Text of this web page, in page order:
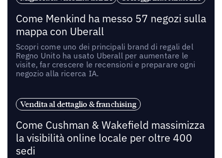
Come Menkind ha messo 57 negozi sulla
mappa con Uberall
Scopri come uno dei principali brand di regali del
Regno Unito ha usato Uberall per aumentare le
visite, far crescere le recensioni e preparare ogni
negozio alla ricerca IA.
Vendita al dettaglio & franchising
Come Cushman & Wakefield massimizza
la visibilità online locale per oltre 400
sedi